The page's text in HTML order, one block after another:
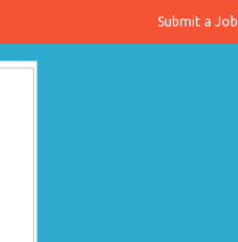
Submit a Job